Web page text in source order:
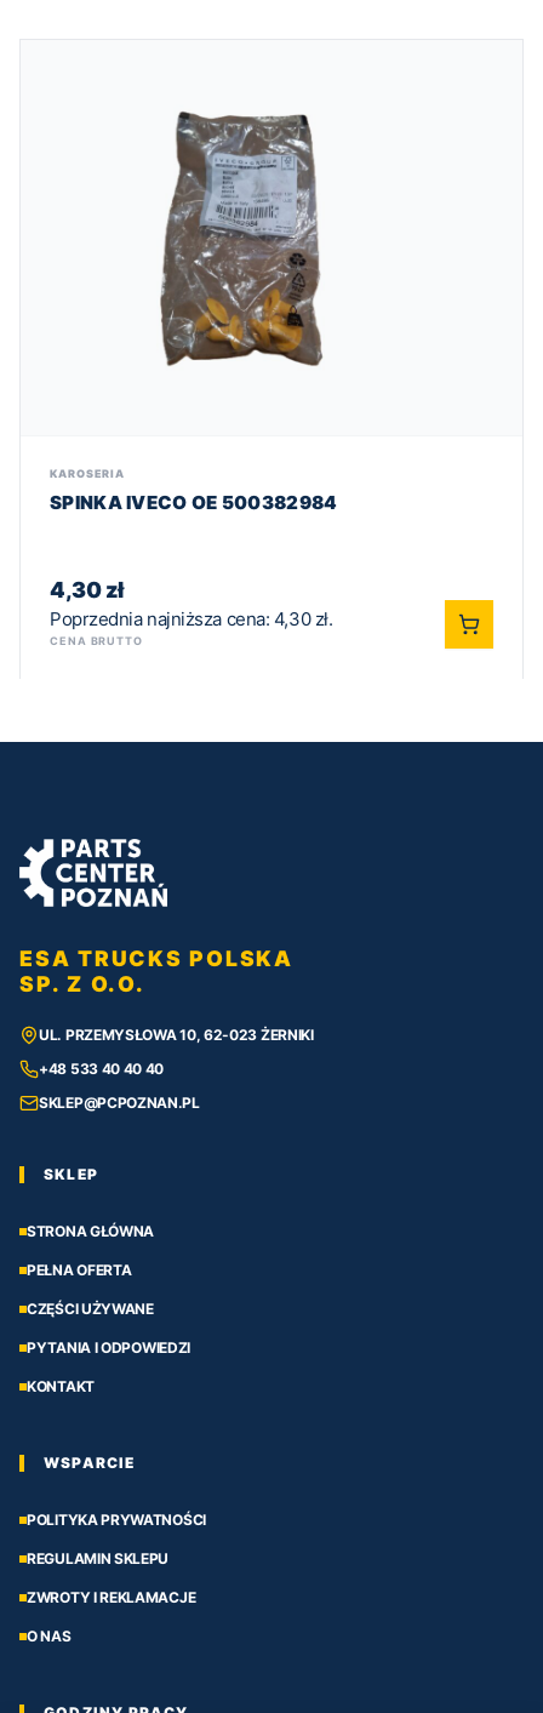
KAROSERIA
SPINKA IVECO OE 500382984
4,30zł
Poprzednia najniższa cena: 4,30 zł.
CENA BRUTTO
ESA TRUCKS POLSKA
SP. Z O.O.
UL. PRZEMYSŁOWA 10, 62-023 ŻERNIKI
+48 533 40 40 40
SKLEP@PCPOZNAN.PL
SKLEP
STRONA GŁÓWNA
PEŁNA OFERTA
CZĘŚCI UŻYWANE
PYTANIA I ODPOWIEDZI
KONTAKT
WSPARCIE
POLITYKA PRYWATNOŚCI
REGULAMIN SKLEPU
ZWROTY I REKLAMACJE
O NAS